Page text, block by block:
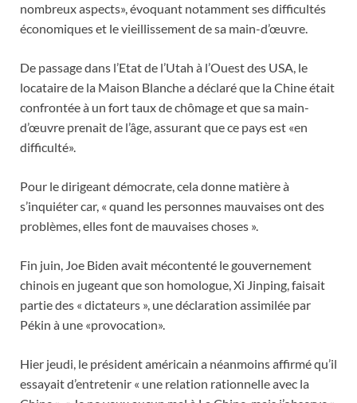
nombreux aspects», évoquant notamment ses difficultés
économiques et le vieillissement de sa main-d’œuvre.
De passage dans l’Etat de l’Utah à l’Ouest des USA, le
locataire de la Maison Blanche a déclaré que la Chine était
confrontée à un fort taux de chômage et que sa main-
d’œuvre prenait de l’âge, assurant que ce pays est «en
difficulté».
Pour le dirigeant démocrate, cela donne matière à
s’inquiéter car, « quand les personnes mauvaises ont des
problèmes, elles font de mauvaises choses ».
Fin juin, Joe Biden avait mécontenté le gouvernement
chinois en jugeant que son homologue, Xi Jinping, faisait
partie des « dictateurs », une déclaration assimilée par
Pékin à une «provocation».
Hier jeudi, le président américain a néanmoins affirmé qu’il
essayait d’entretenir « une relation rationnelle avec la